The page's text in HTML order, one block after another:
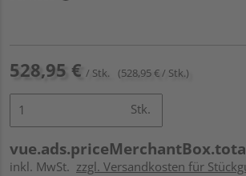
528,95 € / Stk. (528,95 € / Stk.)
Stk.
inkl. MwSt. zzgl. Versandkosten für